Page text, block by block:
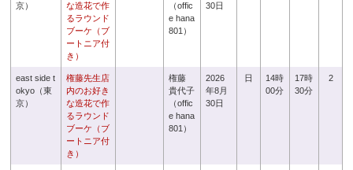
京）
な造花で作
るラウンド
ブーケ（ブ
ートニア付
き）
（offic
e hana
801）
30日
east side t
okyo（東
京）
権藤先生店
内のお好き
な造花で作
るラウンド
ブーケ（ブ
ートニア付
き）
権藤
貴代子
（offic
e hana
801）
2026
年8月
30日
日
14時
00分
17時
30分
2